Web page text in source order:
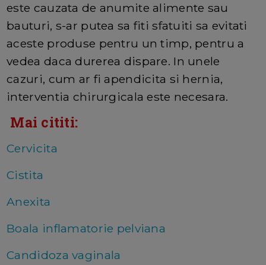
este cauzata de anumite alimente sau
bauturi, s-ar putea sa fiti sfatuiti sa evitati
aceste produse pentru un timp, pentru a
vedea daca durerea dispare. In unele
cazuri, cum ar fi apendicita si hernia,
interventia chirurgicala este necesara.
Mai cititi:
Cervicita
Cistita
Anexita
Boala inflamatorie pelviana
Candidoza vaginala